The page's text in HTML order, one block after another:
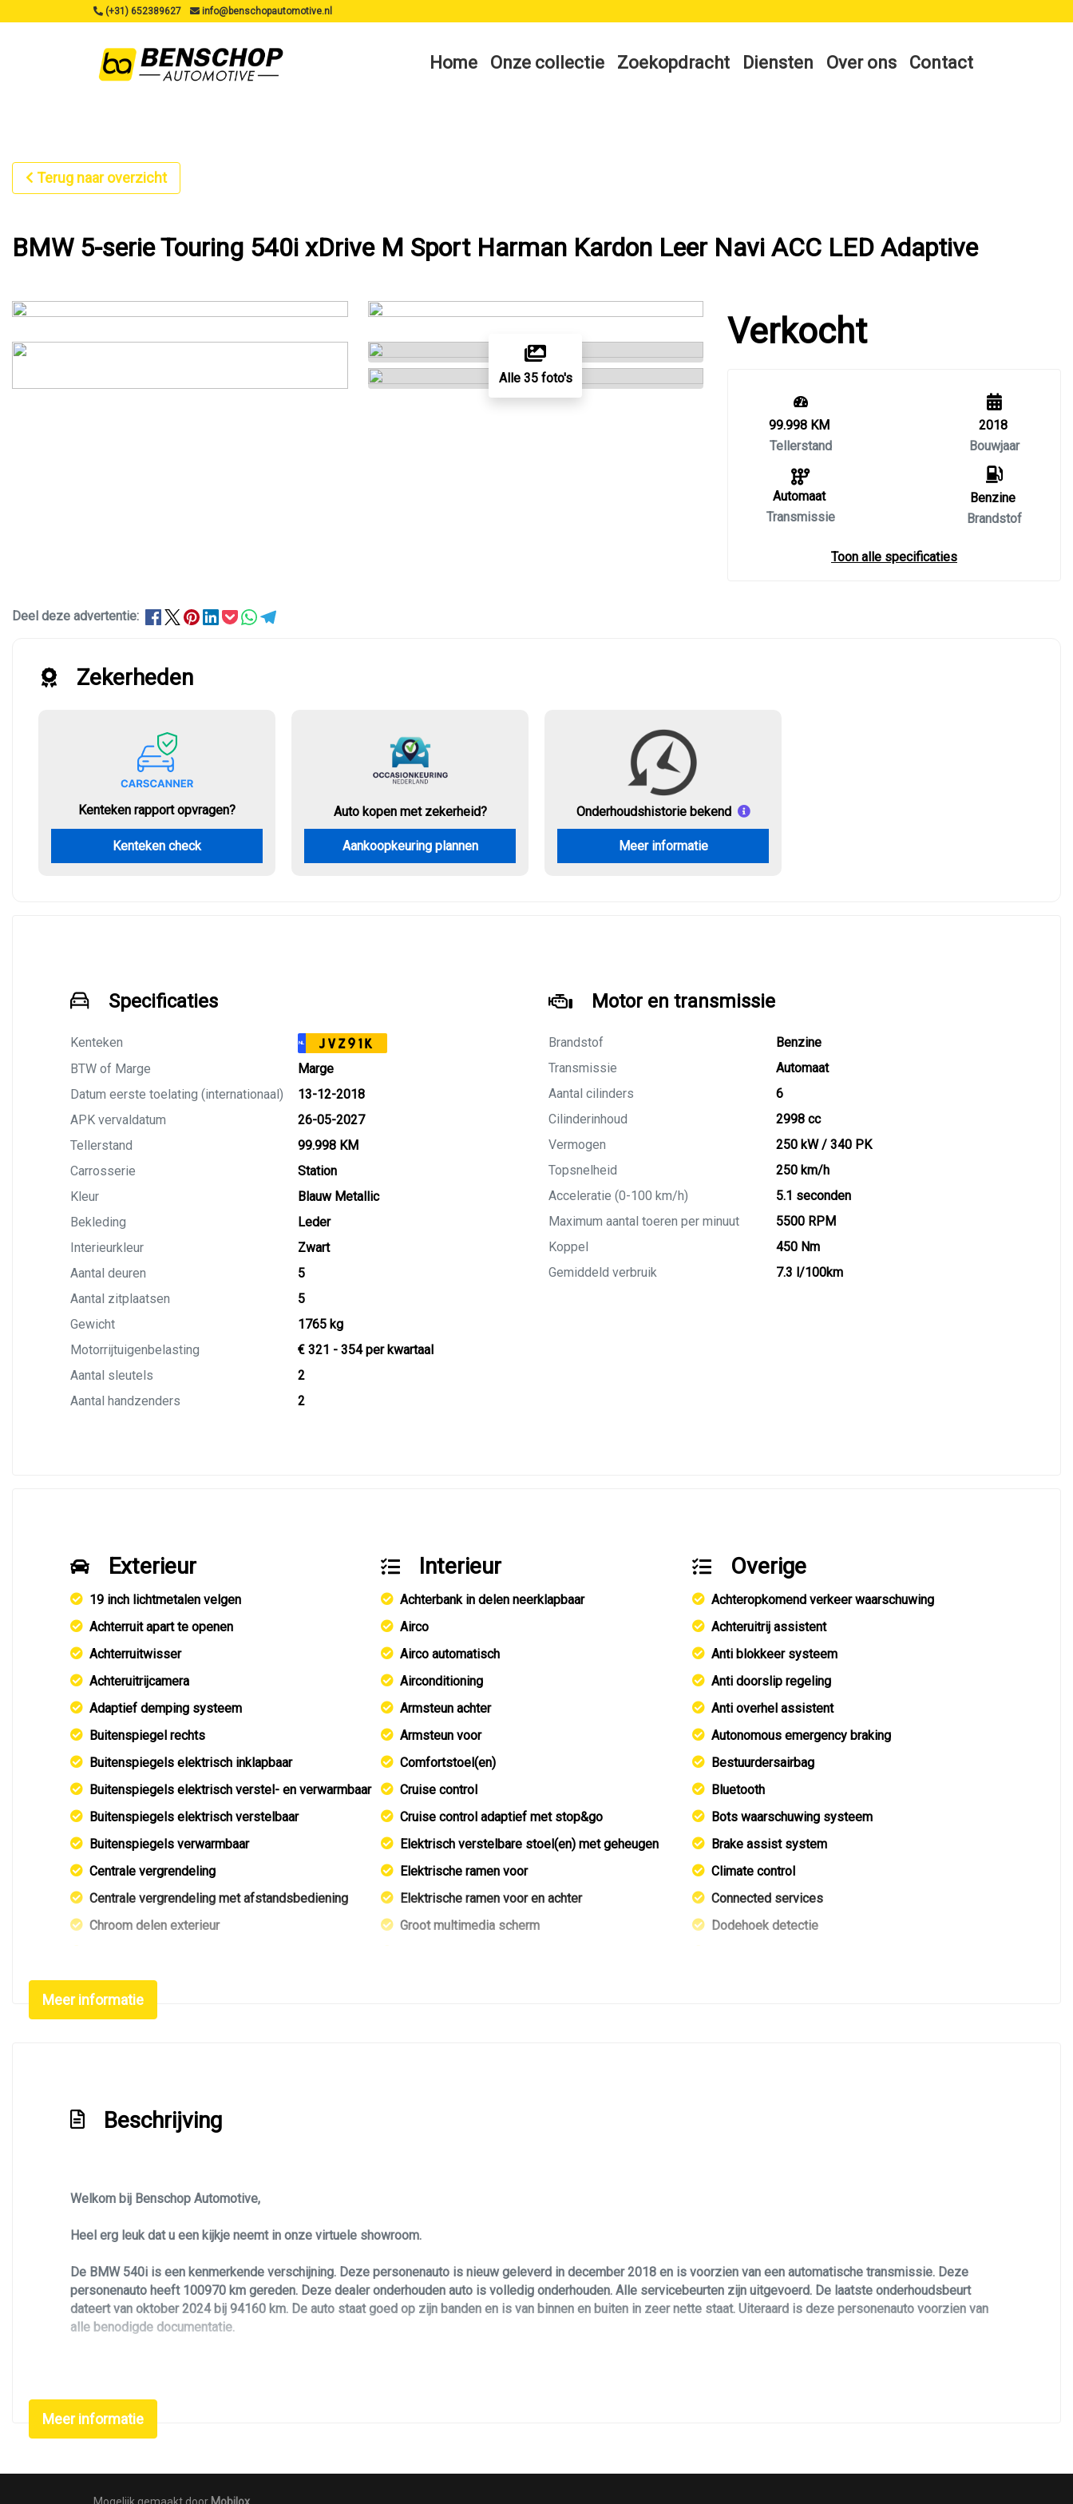
(+31) 652389627 info@benschopautomotive.nl
Home Onze collectie Zoekopdracht Diensten Over ons Contact
Terug naar overzicht
BMW 5-serie Touring 540i xDrive M Sport Harman Kardon Leer Navi ACC LED Adaptive
Alle 35 foto's
Verkocht
99.998 KM
Tellerstand
Automaat
Transmissie
2018
Bouwjaar
Benzine
Brandstof
Toon alle specificaties
Deel deze advertentie:
Zekerheden
Kenteken rapport opvragen?
Kenteken check
Auto kopen met zekerheid?
Aankoopkeuring plannen
Onderhoudshistorie bekend
Meer informatie
Specificaties
Kenteken NL JVZ91K
BTW of Marge
Marge
Datum eerste toelating (internationaal)
13-12-2018
APK vervaldatum
26-05-2027
Tellerstand
99.998 KM
Carrosserie
Station
Kleur
Blauw Metallic
Bekleding
Leder
Interieurkleur
Zwart
Aantal deuren
5
Aantal zitplaatsen
5
Gewicht
1765 kg
Motorrijtuigenbelasting
€ 321 - 354 per kwartaal
Aantal sleutels
2
Aantal handzenders
2
Motor en transmissie
Brandstof
Benzine
Transmissie
Automaat
Aantal cilinders
6
Cilinderinhoud
2998 cc
Vermogen
250 kW / 340 PK
Topsnelheid
250 km/h
Acceleratie (0-100 km/h)
5.1 seconden
Maximum aantal toeren per minuut
5500 RPM
Koppel
450 Nm
Gemiddeld verbruik
7.3 l/100km
Exterieur
19 inch lichtmetalen velgen
Achterruit apart te openen
Achterruitwisser
Achteruitrijcamera
Adaptief demping systeem
Buitenspiegel rechts
Buitenspiegels elektrisch inklapbaar
Buitenspiegels elektrisch verstel- en verwarmbaar
Buitenspiegels elektrisch verstelbaar
Buitenspiegels verwarmbaar
Centrale vergrendeling
Centrale vergrendeling met afstandsbediening
Chroom delen exterieur
Dimlichten automatisch
Elektrisch bedienbare achterklep
Led koplampen
Navigatie
Radar cruise control (acc)
Ruitensproeiers/wisserbladen verwarmbaar
Sluitbekrachtiging
Interieur
Achterbank in delen neerklapbaar
Airco
Airco automatisch
Airconditioning
Armsteun achter
Armsteun voor
Comfortstoel(en)
Cruise control
Cruise control adaptief met stop&go
Elektrisch verstelbare stoel(en) met geheugen
Elektrische ramen voor
Elektrische ramen voor en achter
Groot multimedia scherm
Overige
Achteropkomend verkeer waarschuwing
Achteruitrij assistent
Anti blokkeer systeem
Anti doorslip regeling
Anti overhel assistent
Autonomous emergency braking
Bestuurdersairbag
Bluetooth
Bots waarschuwing systeem
Brake assist system
Climate control
Connected services
Dodehoek detectie
Meer informatie
Beschrijving
Welkom bij Benschop Automotive,
Heel erg leuk dat u een kijkje neemt in onze virtuele showroom.
De BMW 540i is een kenmerkende verschijning. Deze personenauto is nieuw geleverd in december 2018 en is voorzien van een automatische transmissie. Deze
personenauto heeft 100970 km gereden. Deze dealer onderhouden auto is volledig onderhouden. Alle servicebeurten zijn uitgevoerd. De laatste onderhoudsbeurt
dateert van oktober 2024 bij 94160 km. De auto staat goed op zijn banden en is van binnen en buiten in zeer nette staat. Uiteraard is deze personenauto voorzien van
alle benodigde documentatie.
Zoekt u een leuke, betrouwbare, luxe en unieke personenauto!? Dan biedt deze BMW 540i u zoveel leuks voorzien van een unieke Carbon Schwarz metallic
kleurstelling met 20 inch lichtmetalen velgen, wat deze auto tot een echte blikvanger maakt. Verder is de BMW 540i voorzien van M sport Pakket binnen en buiten,
achteruitrijcamera, cruise control met radar functie, groot scherm met navigatie, keyless entry, Harman kardon audio upgrade voor extra klanken uiteraard nog veel meer!
Deze personenauto is voorzien van alle documentatie en heeft twee sleutels.
Meer informatie